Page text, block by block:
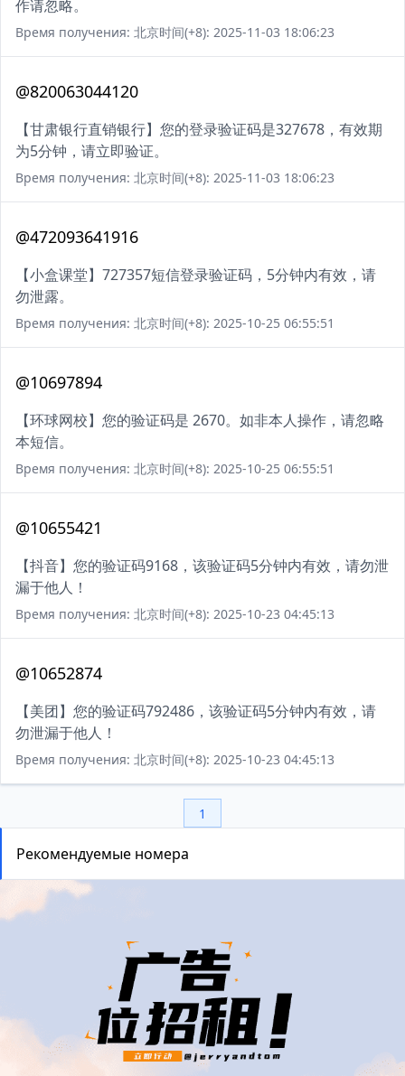
作请忽略。
Время получения: 北京时间(+8): 2025-11-03 18:06:23
@820063044120
【甘肃银行直销银行】您的登录验证码是327678，有效期
为5分钟，请立即验证。
Время получения: 北京时间(+8): 2025-11-03 18:06:23
@472093641916
【小盒课堂】727357短信登录验证码，5分钟内有效，请
勿泄露。
Время получения: 北京时间(+8): 2025-10-25 06:55:51
@10697894
【环球网校】您的验证码是 2670。如非本人操作，请忽略
本短信。
Время получения: 北京时间(+8): 2025-10-25 06:55:51
@10655421
【抖音】您的验证码9168，该验证码5分钟内有效，请勿泄
漏于他人！
Время получения: 北京时间(+8): 2025-10-23 04:45:13
@10652874
【美团】您的验证码792486，该验证码5分钟内有效，请
勿泄漏于他人！
Время получения: 北京时间(+8): 2025-10-23 04:45:13
1
Рекомендуемые номера